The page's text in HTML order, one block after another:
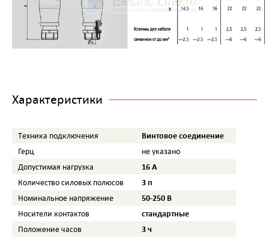
Характеристики
Tехника подключения Винтовое соединение
Герц
не указано
Допустимая нагрузка
16 A
Количество силовых полюсов 3 п
Номинальное напряжение 50-250 B
Носители контактов стандартные
Положение часов 3 ч